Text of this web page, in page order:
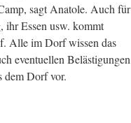
sagt Anatole. Auch für
ihr Essen usw. kommt
Alle im Dorf wissen das
eventuellen Belästigungen
dem Dorf vor.